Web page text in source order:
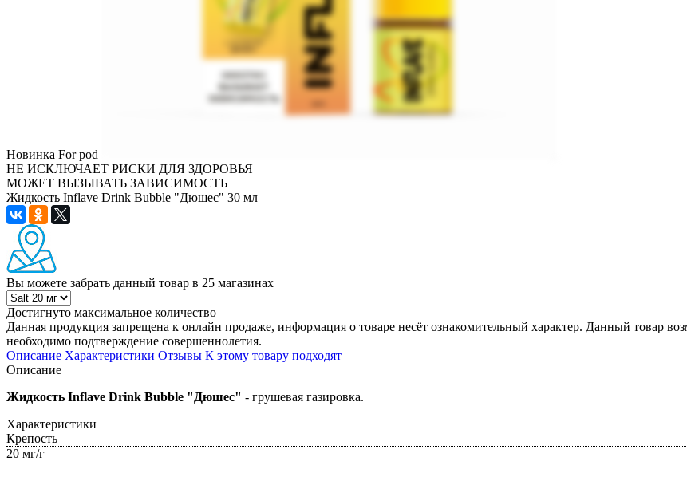
Новинка For pod
НЕ ИСКЛЮЧАЕТ РИСКИ ДЛЯ ЗДОРОВЬЯ
МОЖЕТ ВЫЗЫВАТЬ ЗАВИСИМОСТЬ
Жидкость Inflave Drink Bubble "Дюшес" 30 мл
Вы можете забрать данный товар в 25 магазинах
Достигнуто максимальное количество
Данная продукция запрещена к онлайн продаже, информация о товаре несёт ознакомительный характер. Данный товар
необходимо подтверждение совершеннолетия.
Описание Характеристики Отзывы К этому товару подходят
Описание
Жидкость Inflave Drink Bubble "Дюшес" - грушевая газировка.
Характеристики
Крепость
20 мг/г